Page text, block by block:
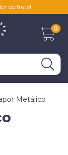
do frete!
0
Metálico